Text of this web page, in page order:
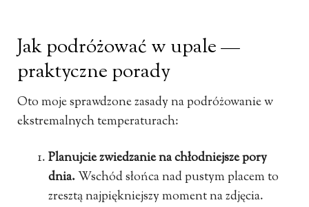
Jak podróżować w upale —
praktyczne porady
Oto moje sprawdzone zasady na podróżowanie w
ekstremalnych temperaturach:
Planujcie zwiedzanie na chłodniejsze pory
dnia.Wschód słońca nad pustym placem to
zresztą najpiękniejszy moment na zdjęcia.